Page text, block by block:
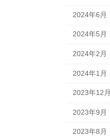
2024年6月
2024年5月
2024年2月
2024年1月
2023年12月
2023年9月
2023年8月